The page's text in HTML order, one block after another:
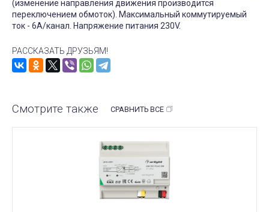
(изменение направления движения производится
переключением обмоток). Максимальный коммутируемый
ток - 6А/канал. Напряжение питания 230V.
РАССКАЗАТЬ ДРУЗЬЯМ!
Смотрите также СРАВНИТЬ ВСЕ